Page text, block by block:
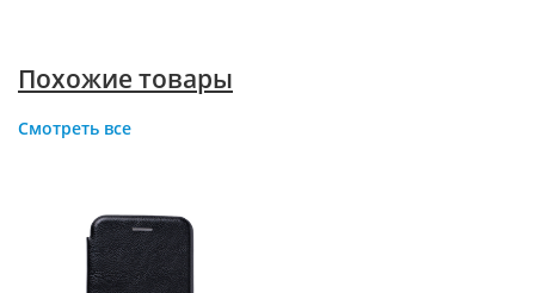
Похожие товары
Смотреть все